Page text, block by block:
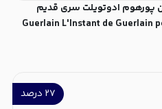
پورهوم ادوتویلت سری قدیم
۲۷ درصد